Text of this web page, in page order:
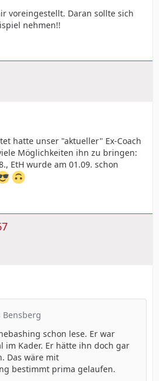
voreingestellt. Daran sollte sich
nehmen!!
hatte unser "aktueller" Ex-Coach
Möglichkeiten ihn zu bringen:
EtH wurde am 01.09. schon
Bensberg
schon lese. Er war
im Kader. Er hätte ihn doch gar
Das wäre mit
bestimmt prima gelaufen.